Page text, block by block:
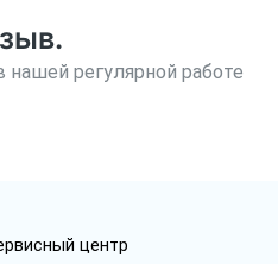
регулярной работе